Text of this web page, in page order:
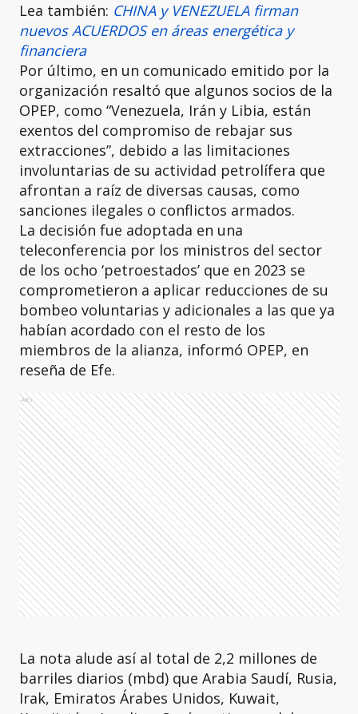
Lea también: CHINA y VENEZUELA firman
nuevos ACUERDOS en áreas energética y
financiera
Por último, en un comunicado emitido por la
organización resaltó que algunos socios de la
OPEP, como “Venezuela, Irán y Libia, están
exentos del compromiso de rebajar sus
extracciones”, debido a las limitaciones
involuntarias de su actividad petrolífera que
afrontan a raíz de diversas causas, como
sanciones ilegales o conflictos armados.
La decisión fue adoptada en una
teleconferencia por los ministros del sector
de los ocho ‘petroestados’ que en 2023 se
comprometieron a aplicar reducciones de su
bombeo voluntarias y adicionales a las que ya
habían acordado con el resto de los
miembros de la alianza, informó OPEP, en
reseña de Efe.
Ads
La nota alude así al total de 2,2 millones de
barriles diarios (mbd) que Arabia Saudí, Rusia,
Irak, Emiratos Árabes Unidos, Kuwait,